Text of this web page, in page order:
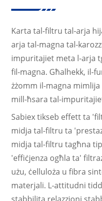
Karta tal-filtru tal-arja
arja tal-magna tal-
impuritajiet meta l-arja
fil-magna. Għalhekk, il-
żżomm il-magna
mill-ħsara tal-
Sabiex tikseb effett ta
midja tal-filtru ta
midja tal-filtru tagħna
'effiċjenza ogħla ta'
użu, ċelluloża u fibra
materjali. L-attitudni